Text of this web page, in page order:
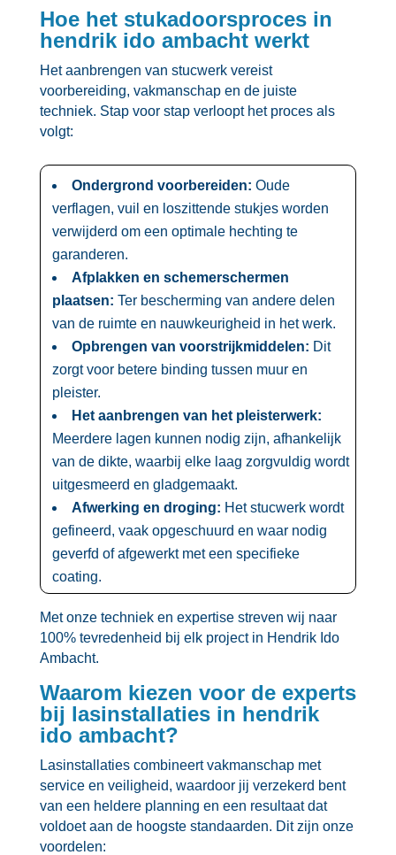
Hoe het stukadoorsproces in
hendrik ido ambacht werkt
Het aanbrengen van stucwerk vereist
voorbereiding, vakmanschap en de juiste
techniek.​ Stap voor stap verloopt het proces als
volgt:
Ondergrond voorbereiden: Oude
verflagen, vuil en loszittende stukjes worden
verwijderd om een optimale hechting te
garanderen.​
Afplakken en schemerschermen
plaatsen: Ter bescherming van andere delen
van de ruimte en nauwkeurigheid in het werk.​
Opbrengen van voorstrijkmiddelen: Dit
zorgt voor betere binding tussen muur en
pleister.​
Het aanbrengen van het pleisterwerk:
Meerdere lagen kunnen nodig zijn, afhankelijk
van de dikte, waarbij elke laag zorgvuldig wordt
uitgesmeerd en gladgemaakt.​
Afwerking en droging: Het stucwerk wordt
gefineerd, vaak opgeschuurd en waar nodig
geverfd of afgewerkt met een specifieke
coating.​
Met onze techniek en expertise streven wij naar
100% tevredenheid bij elk project in Hendrik Ido
Ambacht.​
Waarom kiezen voor de experts
bij lasinstallaties in hendrik
ido ambacht?
Lasinstallaties combineert vakmanschap met
service en veiligheid, waardoor jij verzekerd bent
van een heldere planning en een resultaat dat
voldoet aan de hoogste standaarden.​ Dit zijn onze
voordelen: